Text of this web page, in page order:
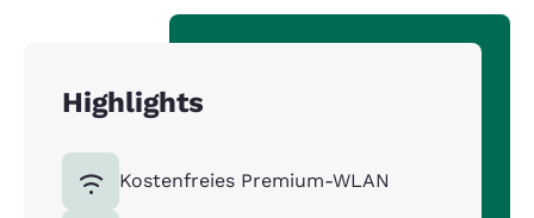
Highlights
Kostenfreies Premium-WLAN